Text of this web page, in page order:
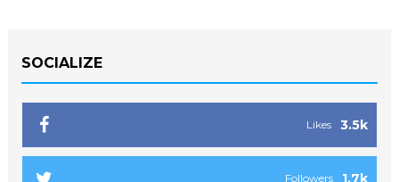
SOCIALIZE
3.5k
Likes
1.7k
Followers